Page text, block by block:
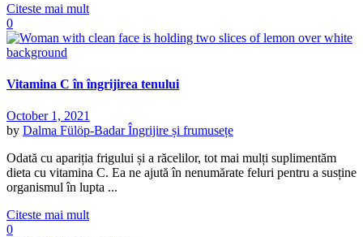
Citeste mai mult
0
Vitamina C în îngrijirea tenului
October 1, 2021
by Dalma Fülöp-BadarÎngrijire și frumusețe
Odată cu apariția frigului și a răcelilor, tot mai mulți suplimentăm
dieta cu vitamina C. Ea ne ajută în nenumărate feluri pentru a susține
organismul în lupta ...
Citeste mai mult
0